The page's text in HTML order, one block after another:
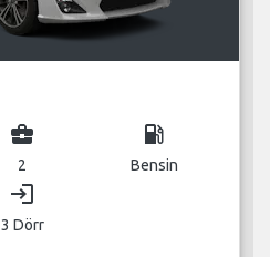
business_center
2
local_gas_station
Bensin
login
3 Dörr